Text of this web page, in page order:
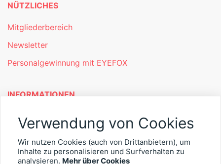
NÜTZLICHES
Mitgliederbereich
Newsletter
Personalgewinnung mit EYEFOX
INFORMATIONEN
Was ist EYEFOX – Ihre Möglichkeiten
Kontakt
Verwendung von Cookies
Wir nutzen Cookies (auch von Drittanbietern), um
Inhalte zu personalisieren und Surfverhalten zu
analysieren. Mehr über Cookies